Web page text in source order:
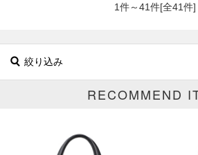
1件～41件[全41件]
絞り込み
RECOMMEND